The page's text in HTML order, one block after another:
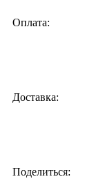
Оплата:
Доставка:
Поделиться: